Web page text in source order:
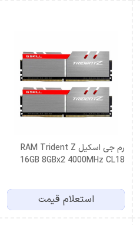
رم جی اسکیل RAM Trident Z
16GB 8GBx2 4000MHz CL18
استعلام قیمت